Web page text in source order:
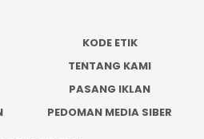
KODE ETIK
TENTANG KAMI
PASANG IKLAN
PEDOMAN MEDIA SIBER